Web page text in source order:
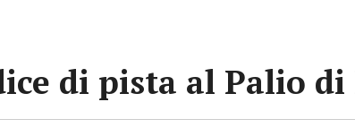
di pista al Palio di